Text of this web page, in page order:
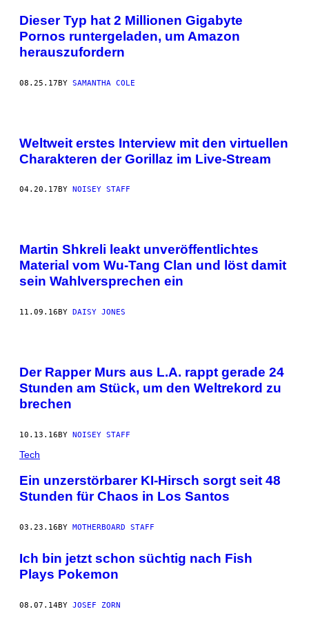
Dieser Typ hat 2 Millionen Gigabyte
Pornos runtergeladen, um Amazon
herauszufordern
08.25.17BY SAMANTHA COLE
Weltweit erstes Interview mit den virtuellen
Charakteren der Gorillaz im Live-Stream
04.20.17 BY NOISEY STAFF
Martin Shkreli leakt unveröffentlichtes
Material vom Wu-Tang Clan und löst damit
sein Wahlversprechen ein
11.09.16BY DAISY JONES
Der Rapper Murs aus L.A. rappt gerade 24
Stunden am Stück, um den Weltrekord zu
brechen
10.13.16BY NOISEY STAFF
Tech
Ein unzerstörbarer KI-Hirsch sorgt seit 48
Stunden für Chaos in Los Santos
03.23.16 BY MOTHERBOARD STAFF
Ich bin jetzt schon süchtig nach Fish
Plays Pokemon
08.07.14BY JOSEF ZORN